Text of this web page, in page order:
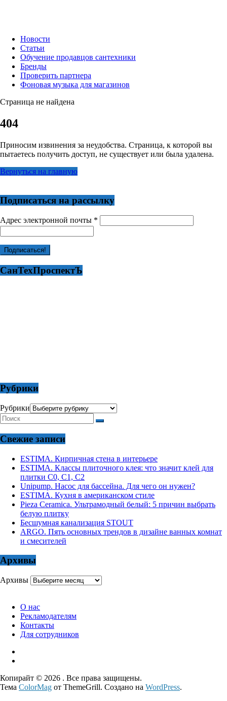
Новости
Статьи
Обучение продавцов сантехники
Бренды
Проверить партнера
Фоновая музыка для магазинов
Страница не найдена
404
Приносим извинения за неудобства. Страница, к которой вы
пытаетесь получить доступ, не существует или была удалена.
Вернуться на главную
Подписаться на рассылку
Адрес электронной почты *
СанТехПроспектЪ
Рубрики
Рубрики
Свежие записи
ESTIMA. Кирпичная стена в интерьере
ESTIMA. Классы плиточного клея: что значит клей для
плитки С0, С1, С2
Unipump. Насос для бассейна. Для чего он нужен?
ESTIMA. Кухня в американском стиле
Pieza Ceramica. Ультрамодный белый: 5 причин выбрать
белую плитку
Бесшумная канализация STOUT
ARGO. Пять основных трендов в дизайне ванных комнат
и смесителей
Архивы
Архивы
О нас
Рекламодателям
Контакты
Для сотрудников
Копирайт © 2026 . Все права защищены.
Тема ColorMag от ThemeGrill. Создано на WordPress.